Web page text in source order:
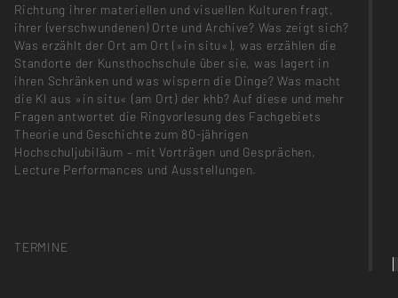
Richtung ihrer materiellen und visuellen Kulturen fragt,
ihrer (verschwundenen) Orte und Archive? Was zeigt sich?
Was erzählt der Ort am Ort (»in situ«), was erzählen die
Standorte der Kunsthochschule über sie, was lagert in
ihren Schränken und was wispern die Dinge? Was macht
die KI aus »in situ« (am Ort) der khb? Auf diese und mehr
Fragen antwortet die Ringvorlesung des Fachgebiets
Theorie und Geschichte zum 80-jährigen
Hochschuljubiläum – mit Vorträgen und Gesprächen,
Lecture Performances und Ausstellungen.
TERMINE